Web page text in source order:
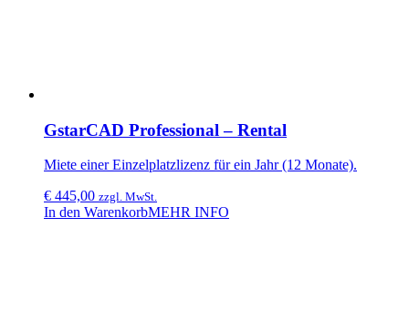
GstarCAD Professional – Rental
Miete einer Einzelplatzlizenz für ein Jahr (12 Monate).
€ 445,00 zzgl. MwSt.
In den WarenkorbMEHR INFO